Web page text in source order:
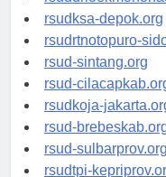
rsudksa-depok.org
rsudrtnotopuro-
rsud-sintang.org
rsud-
rsudkoja-
rsud-brebeskab.org
rsud-sulbarprov.org